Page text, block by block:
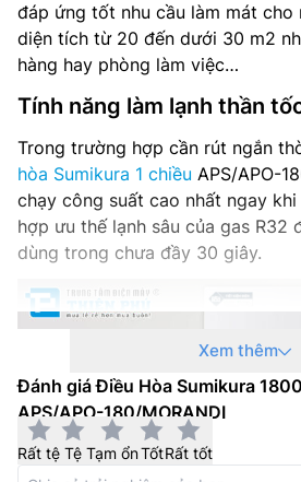
đáp ứng tốt nhu cầu làm mát cho
diện tích từ 20 đến dưới 30 m2
hàng hay phòng làm việc…
Tính năng làm lạnh thần
Trong trường hợp cần rút ngắn
hòa Sumikura 1 chiều APS/APO-
chạy công suất cao nhất ngay
hợp ưu thế lạnh sâu của gas R32
dùng trong chưa đầy 30 giây.
Xem thêm
Đánh giá Điều Hòa Sumikura
APS/APO-180/MORANDI
Rất tệ Tệ Tạm ổnTốtRất tốt